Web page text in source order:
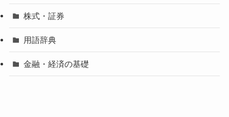
株式・証券
用語辞典
金融・経済の基礎